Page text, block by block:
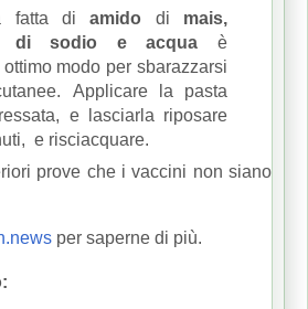
fatta diamido di mais,
di sodio e acqua è
modo per sbarazzarsi
Applicare la pasta
e lasciarla riposare
e risciacquare.
prove che i vaccini non siano
per saperne di più.